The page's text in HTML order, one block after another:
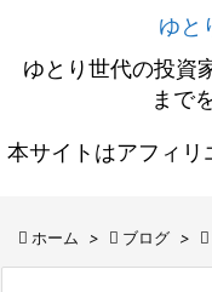
ゆと
ゆとり世代の投資
まで
本サイトはアフィリ
 ホーム >  ブログ > 